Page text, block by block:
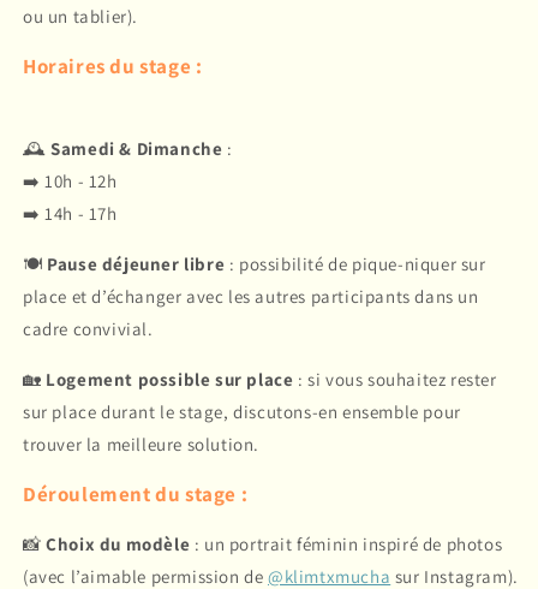
ou un tablier).
Horaires du stage :
🕰Samedi & Dimanche :
➡️ 10h - 12h
➡️ 14h - 17h
🍽 Pause déjeuner libre : possibilité de pique-niquer sur
place et d’échanger avec les autres participants dans un
cadre convivial.
🏡 Logement possible sur place : si vous souhaitez rester
sur place durant le stage, discutons-en ensemble pour
trouver la meilleure solution.
Déroulement du stage :
📸Choix du modèle : un portrait féminin inspiré de photos
(avec l’aimable permission de@klimtxmucha sur Instagram).